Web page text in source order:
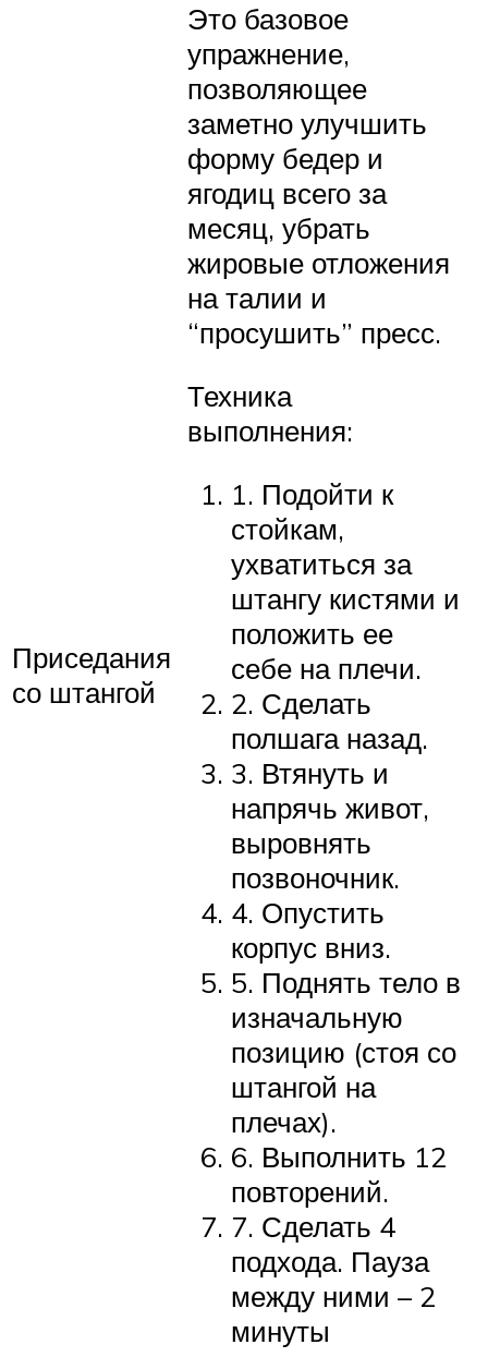
Приседания
со штангой
Это базовое
упражнение,
позволяющее
заметно улучшить
форму бедер и
ягодиц всего за
месяц, убрать
жировые отложения
на талии и
“просушить” пресс.
Техника
выполнения:
1. Подойти к
стойкам,
ухватиться за
штангу кистями и
положить ее
себе на плечи.
2. Сделать
полшага назад.
3. Втянуть и
напрячь живот,
выровнять
позвоночник.
4. Опустить
корпус вниз.
5. Поднять тело в
изначальную
позицию (стоя со
штангой на
плечах).
6. Выполнить 12
повторений.
7. Сделать 4
подхода. Пауза
между ними – 2
минуты